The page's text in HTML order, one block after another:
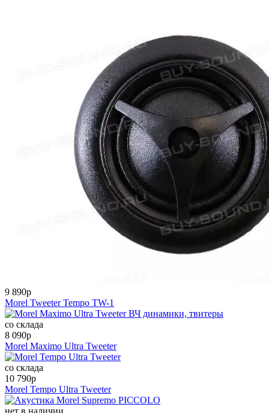
9 890p
Morel Tweeter Tempo TW-1
со склада
8 090p
Morel Maximo Ultra Tweeter
со склада
10 790p
Morel Tempo Ultra Tweeter
нет в наличии